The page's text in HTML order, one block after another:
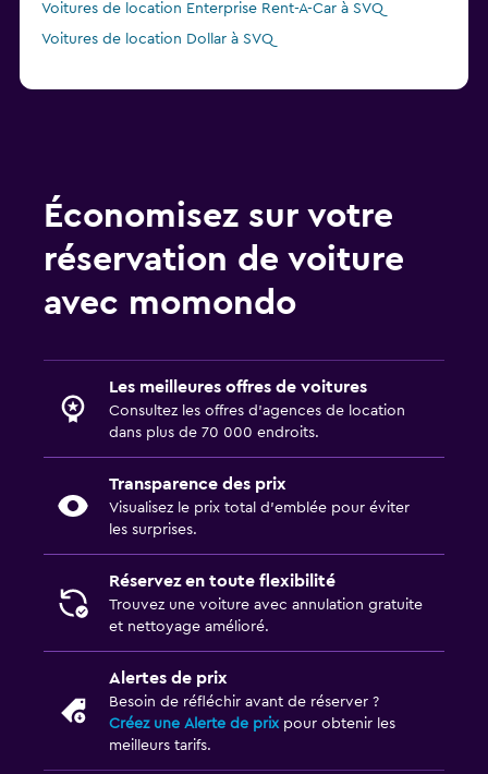
Voitures de location Enterprise Rent-A-Car à SVQ
Voitures de location Dollar à SVQ
Économisez sur votre
réservation de voiture
avec momondo
Les meilleures offres de voitures
Consultez les offres d’agences de location
dans plus de 70 000 endroits.
Transparence des prix
Visualisez le prix total d’emblée pour éviter
les surprises.
Réservez en toute flexibilité
Trouvez une voiture avec annulation gratuite
et nettoyage amélioré.
Alertes de prix
Besoin de réfléchir avant de réserver ?
Créez une Alerte de prixpour obtenir les
meilleurs tarifs.